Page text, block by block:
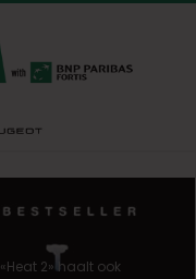
«Heat 2» haalt ook